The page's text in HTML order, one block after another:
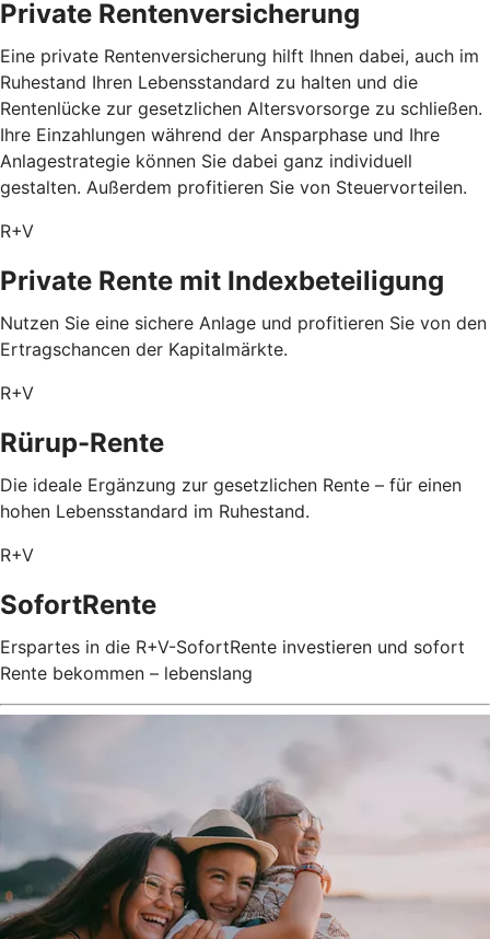
Private Rentenversicherung
Eine private Rentenversicherung hilft Ihnen dabei, auch im
Ruhestand Ihren Lebensstandard zu halten und die
Rentenlücke zur gesetzlichen Altersvorsorge zu schließen.
Ihre Einzahlungen während der Ansparphase und Ihre
Anlagestrategie können Sie dabei ganz individuell
gestalten. Außerdem profitieren Sie von Steuervorteilen.
R+V
Private Rente mit Index­beteiligung
Nutzen Sie eine sichere Anlage und profitieren Sie von den
Ertragschancen der Kapitalmärkte.
R+V
Rürup-Rente
Die ideale Ergänzung zur gesetzlichen Rente – für einen
hohen Lebensstandard im Ruhestand.
R+V
SofortRente
Erspartes in die R+V-SofortRente investieren und sofort
Rente bekommen – lebenslang